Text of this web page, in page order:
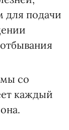
для подачи
со
каждый